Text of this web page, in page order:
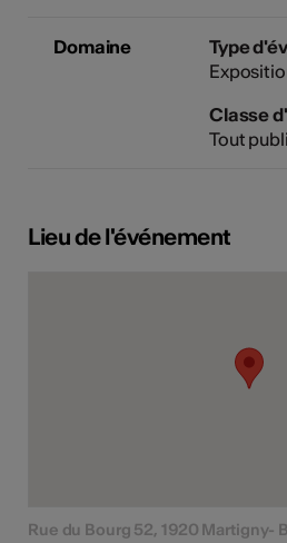
Domaine
Type
Classe
Tout
Lieu de l'événement
Rue du Bourg 52, 1920 Martigny-